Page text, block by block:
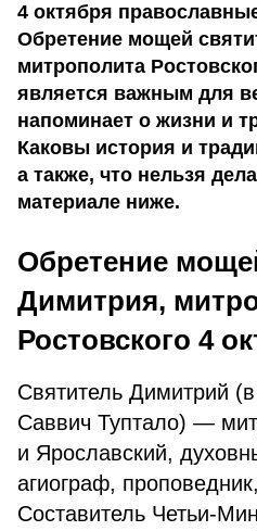
4 октября
Обретение мощей
митрополита
является важным для
напоминает о жизни и
Каковы история и
а также, что нельзя
материале ниже.
Обретение
Димитрия,
Ростовского 4
Святитель Димитрий
Саввич Туптало) —
и Ярославский,
агиограф,
Составитель Четьи-